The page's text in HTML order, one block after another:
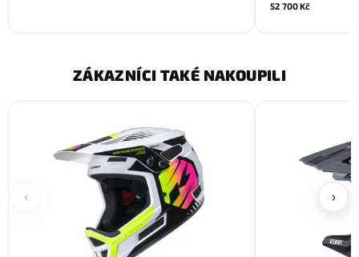
52 700 Kč
ZÁKAZNÍCI TAKÉ NAKOUPILI
‹ ›